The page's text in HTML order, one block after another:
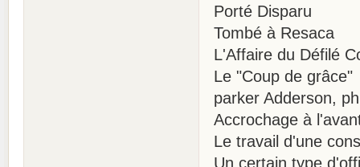
Porté Disparu
Tombé à Resaca
L'Affaire du Défilé
Le "Coup de grâce"
parker Adderson,
Accrochage à
Le travail d'une
Un certain type